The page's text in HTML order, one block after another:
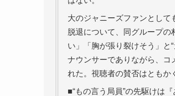
大のジャニーズファンとし
脱退について、同グループ
い」「胸が張り裂けそう」と
ナウンサーでありながら、コ
れた。視聴者の賛否はともか
■“もの言う局員”の先駆けは